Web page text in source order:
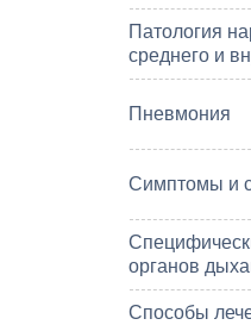
Патология
среднего и
Пневмония
Симптомы и
органов
Способы